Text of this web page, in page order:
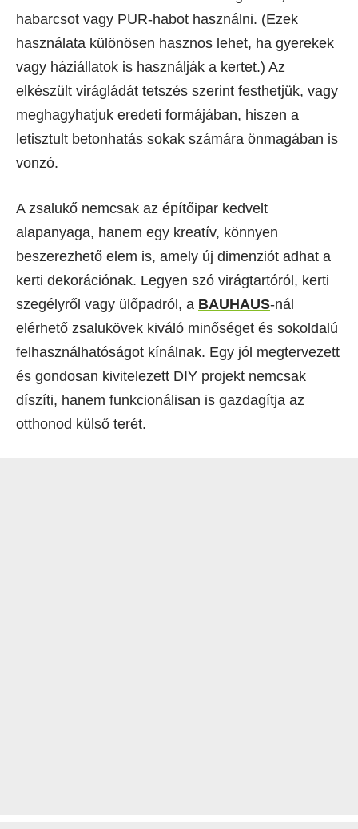
habarcsot vagy PUR-habot használni. (Ezek
használata különösen hasznos lehet, ha gyerekek
vagy háziállatok is használják a kertet.) Az
elkészült virágládát tetszés szerint festhetjük, vagy
meghagyhatjuk eredeti formájában, hiszen a
letisztult betonhatás sokak számára önmagában is
vonzó.
A zsalukő nemcsak az építőipar kedvelt
alapanyaga, hanem egy kreatív, könnyen
beszerezhető elem is, amely új dimenziót adhat a
kerti dekorációnak. Legyen szó virágtartóról, kerti
szegélyről vagy ülőpadról, a BAUHAUS-nál
elérhető zsalukövek kiváló minőséget és sokoldalú
felhasználhatóságot kínálnak. Egy jól megtervezett
és gondosan kivitelezett DIY projekt nemcsak
díszíti, hanem funkcionálisan is gazdagítja az
otthonod külső terét.